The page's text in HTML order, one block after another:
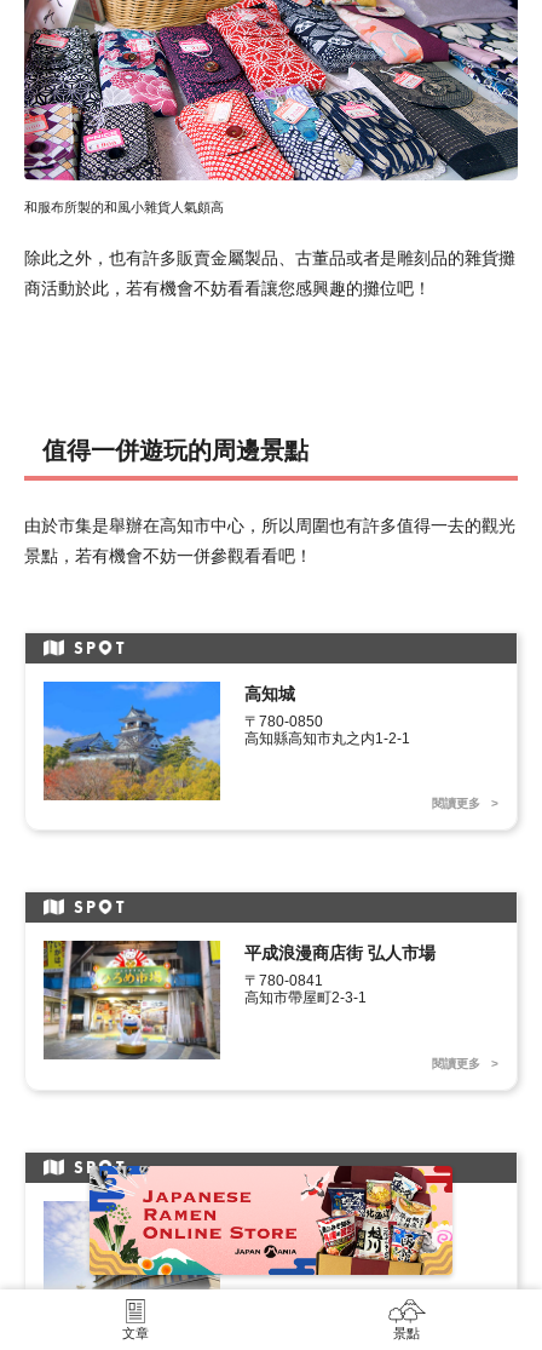
和服布所製的和風小雜貨人氣頗高
除此之外，也有許多販賣金屬製品、古董品或者是雕刻品的雜貨攤
商活動於此，若有機會不妨看看讓您感興趣的攤位吧！
值得一併遊玩的周邊景點
由於市集是舉辦在高知市中心，所以周圍也有許多值得一去的觀光
景點，若有機會不妨一併參觀看看吧！
SP T
高知城
〒780-0850
高知縣高知市丸之内1-2-1
閱讀更多
SP T
平成浪漫商店街 弘人市場
〒780-0841
高知市帶屋町2-3-1
閱讀更多
SP T
〒780-0842
高知縣高知市追手筋2-1-1
文章 景點